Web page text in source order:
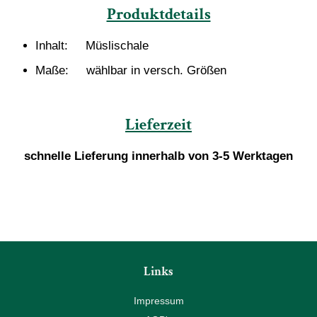
Produktdetails
Inhalt: Müslischale
Maße: wählbar in versch. Größen
Lieferzeit
schnelle Lieferung innerhalb von 3-5 Werktagen
Links
Impressum